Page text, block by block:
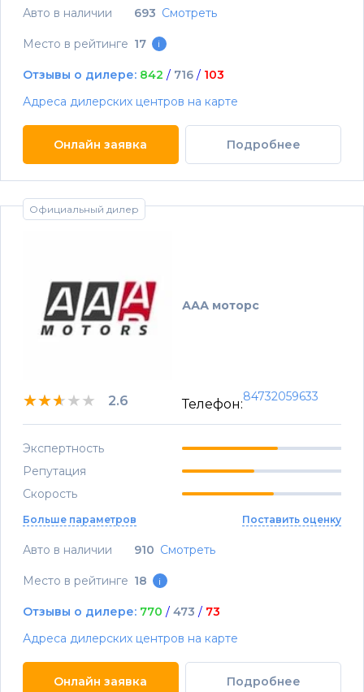
Авто в наличии 693 Смотреть
Место в рейтинге 17 i
Отзывы о дилере: 842 / 716 / 103
Адреса дилерских центров на карте
Онлайн заявка Подробнее
Официальный дилер
ААА моторс
★★★★★
★★★★★
★★★★★ 2.6 Телефон:
84732059633
Экспертность
Репутация
Скорость
Больше параметров Поставить оценку
Авто в наличии 910 Смотреть
Место в рейтинге 18 i
Отзывы о дилере: 770 / 473 / 73
Адреса дилерских центров на карте
Онлайн заявка Подробнее